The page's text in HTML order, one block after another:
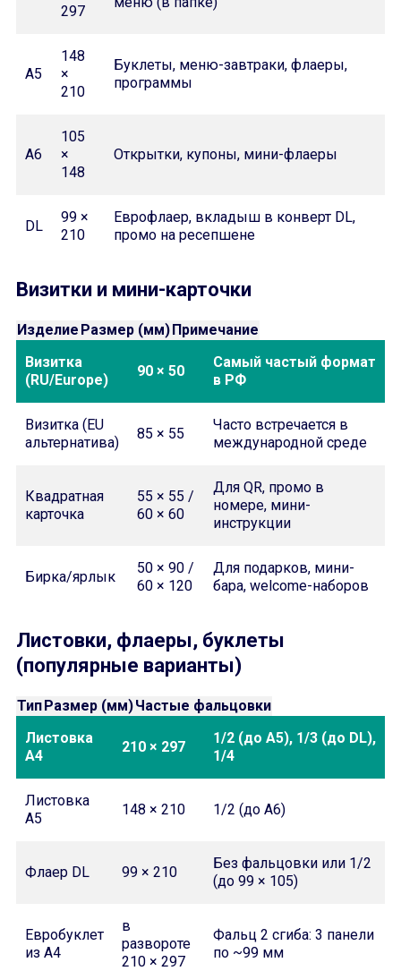
297
A5
148
×
210
Буклеты, меню-завтраки, флаеры,
программы
A6
105
×
148
Открытки, купоны, мини-флаеры
DL
99 ×
210
Еврофлаер, вкладыш в конверт DL,
промо на ресепшене
Визитки и мини-карточки
Изделие Размер (мм)Примечание
Визитка
(RU/Europe)
90 × 50
Самый частый формат
в РФ
Визитка (EU
альтернатива)
85 × 55
Часто встречается в
международной среде
Квадратная
карточка
55 × 55 /
60 × 60
Для QR, промо в
номере, мини-
инструкции
Бирка/ярлык
50 × 90 /
60 × 120
Для подарков, мини-
бара, welcome-наборов
Листовки, флаеры, буклеты
(популярные варианты)
ТипРазмер (мм)Частые фальцовки
Листовка
A4
210 × 297
1/2 (до A5), 1/3 (до DL),
1/4
Листовка
A5
148 × 210 1/2 (до A6)
Флаер DL 99 × 210
Без фальцовки или 1/2
(до 99 × 105)
Евробуклет
из A4
в
развороте
210 × 297
Фальц 2 сгиба: 3 панели
по ~99 мм